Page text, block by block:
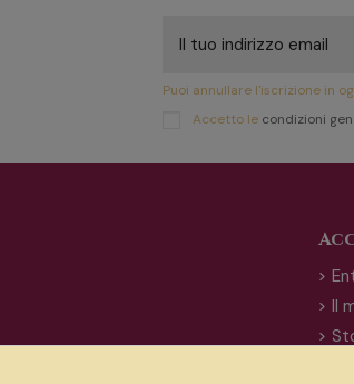
Puoi annullare l'iscrizione in
Accetto le condizioni
Il